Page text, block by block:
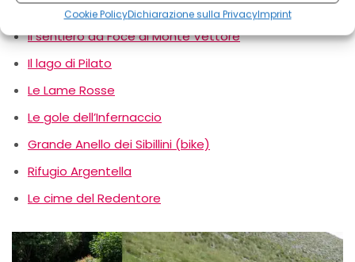
Cookie PolicyDichiarazione sulla PrivacyImprint
Il sentiero da Forca di Presta al Monte Vettore
Il sentiero da Foce al Monte Vettore
Il lago di Pilato
Le Lame Rosse
Le gole dell’Infernaccio
Grande Anello dei Sibillini (bike)
Rifugio Argentella
Le cime del Redentore